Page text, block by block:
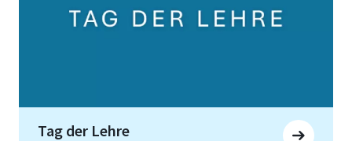
Tag der Lehre